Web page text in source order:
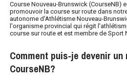
Course Nouveau-Brunswick (CourseNB)
promouvoir la course sur route dans
autonome d'Athlétisme Nouveau-
l'organisme provincial qui régit
course sur route et est membre de Sport
Comment puis-je devenir un
CourseNB?